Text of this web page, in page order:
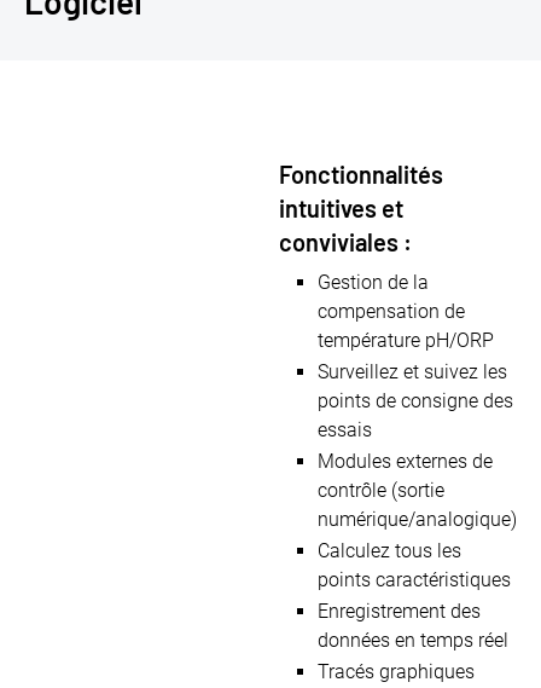
Fonctionnalités
intuitives et
conviviales :
Gestion de la
compensation de
température pH/ORP
Surveillez et suivez les
points de consigne des
essais
Modules externes de
contrôle (sortie
numérique/analogique)
Calculez tous les
points caractéristiques
Enregistrement des
données en temps réel
Tracés graphiques